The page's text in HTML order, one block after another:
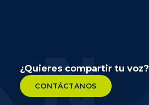
¿Quieres compartir tu voz?
CONTÁCTANOS